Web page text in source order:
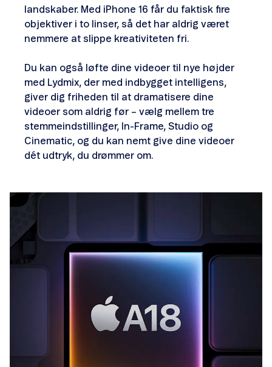
landskaber. Med iPhone 16 får du faktisk fire
objektiver i to linser, så det har aldrig været
nemmere at slippe kreativiteten fri.
Du kan også løfte dine videoer til nye højder
med Lydmix, der med indbygget intelligens,
giver dig friheden til at dramatisere dine
videoer som aldrig før – vælg mellem tre
stemmeindstillinger, In-Frame, Studio og
Cinematic, og du kan nemt give dine videoer
dét udtryk, du drømmer om.